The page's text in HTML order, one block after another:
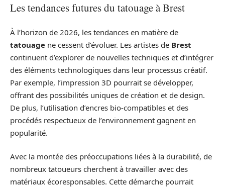
Les tendances futures du tatouage à Brest
À l’horizon de 2026, les tendances en matière de
tatouage ne cessent d’évoluer. Les artistes de Brest
continuent d’explorer de nouvelles techniques et d’intégrer
des éléments technologiques dans leur processus créatif.
Par exemple, l’impression 3D pourrait se développer,
offrant des possibilités uniques de création et de design.
De plus, l’utilisation d’encres bio-compatibles et des
procédés respectueux de l’environnement gagnent en
popularité.
Avec la montée des préoccupations liées à la durabilité, de
nombreux tatoueurs cherchent à travailler avec des
matériaux écoresponsables. Cette démarche pourrait